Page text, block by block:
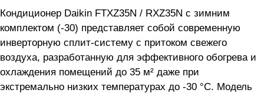
Кондиционер Daikin FTXZ35N / RXZ35N с зимним
комплектом (-30) представляет собой современную
инверторную сплит-систему с притоком свежего
воздуха, разработанную для эффективного обогрева и
охлаждения помещений до 35 м² даже при
экстремально низких температурах до -30 °C. Модель